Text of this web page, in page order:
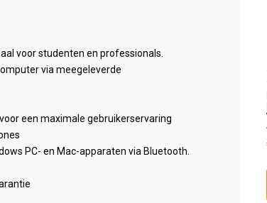
voor studenten en professionals.
via meegeleverde
een maximale gebruikerservaring
PC- en Mac-apparaten via Bluetooth.